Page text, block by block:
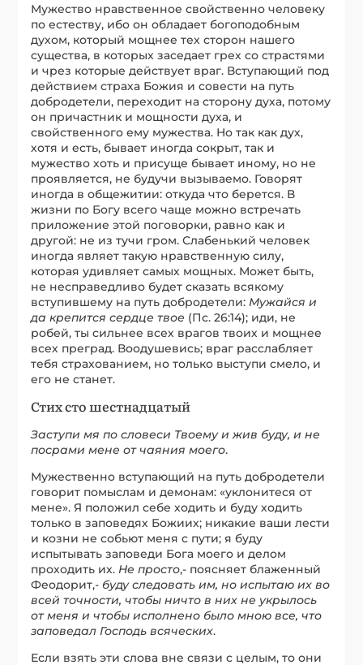
Мужество нравственное свойственно человеку
по естеству, ибо он обладает богоподобным
духом, который мощнее тех сторон нашего
существа, в которых заседает грех со страстями
и чрез которые действует враг. Вступающий под
действием страха Божия и совести на путь
добродетели, переходит на сторону духа, потому
он причастник и мощности духа, и
свойственного ему мужества. Но так как дух,
хотя и есть, бывает иногда сокрыт, так и
мужество хоть и присуще бывает иному, но не
проявляется, не будучи вызываемо. Говорят
иногда в общежитии: откуда что берется. В
жизни по Богу всего чаще можно встречать
приложение этой поговорки, равно как и
другой: не из тучи гром. Слабенький человек
иногда являет такую нравственную силу,
которая удивляет самых мощных. Может быть,
не несправедливо будет сказать всякому
вступившему на путь добродетели: Мужайся и
да крепится сердце твое (Пс. 26:14); иди, не
робей, ты сильнее всех врагов твоих и мощнее
всех преград. Воодушевись; враг расслабляет
тебя страхованием, но только выступи смело, и
его не станет.
Стих сто шестнадцатый
Заступи мя по словеси Твоему и жив буду, и не
посрами мене от чаяния моего.
Мужественно вступающий на путь добродетели
говорит помыслам и демонам: «уклонитеся от
мене». Я положил себе ходить и буду ходить
только в заповедях Божиих; никакие ваши лести
и козни не собьют меня с пути; я буду
испытывать заповеди Бога моего и делом
проходить их. Не просто,- поясняет блаженный
Феодорит,- буду следовать им, но испытаю их во
всей точности, чтобы ничто в них не укрылось
от меня и чтобы исполнено было мною все, что
заповедал Господь всяческих.
Если взять эти слова вне связи с целым, то они